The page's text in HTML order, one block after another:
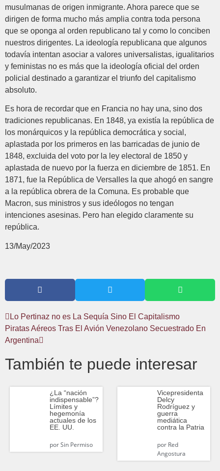
musulmanas de origen inmigrante. Ahora parece que se
dirigen de forma mucho más amplia contra toda persona
que se oponga al orden republicano tal y como lo conciben
nuestros dirigentes. La ideología republicana que algunos
todavía intentan asociar a valores universalistas, igualitarios
y feministas no es más que la ideología oficial del orden
policial destinado a garantizar el triunfo del capitalismo
absoluto.
Es hora de recordar que en Francia no hay una, sino dos
tradiciones republicanas. En 1848, ya existía la república de
los monárquicos y la república democrática y social,
aplastada por los primeros en las barricadas de junio de
1848, excluida del voto por la ley electoral de 1850 y
aplastada de nuevo por la fuerza en diciembre de 1851. En
1871, fue la República de Versalles la que ahogó en sangre
a la república obrera de la Comuna. Es probable que
Macron, sus ministros y sus ideólogos no tengan
intenciones asesinas. Pero han elegido claramente su
república.
13/May/2023
Lo Pertinaz no es La Sequía Sino El Capitalismo
Piratas Aéreos Tras El Avión Venezolano Secuestrado En
Argentina
También te puede interesar
¿La “nación
indispensable”?
Límites y
hegemonía
actuales de los
EE. UU.
porSin Permiso
Vicepresidenta
Delcy
Rodríguez y
guerra
mediática
contra la Patria
porRed
Angostura